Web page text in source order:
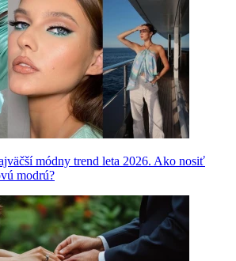
módny trend leta 2026. Ako nosiť
modrú?